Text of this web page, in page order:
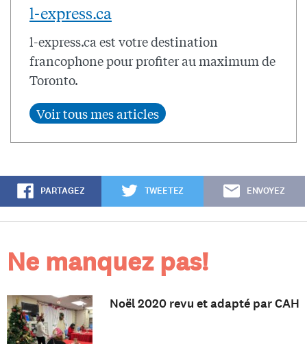
l-express.ca
l-express.ca est votre destination
francophone pour profiter au maximum de
Toronto.
PARTAGEZ TWEETEZ ENVOYEZ
Ne manquez pas!
Noël 2020 revu et adapté par CAH